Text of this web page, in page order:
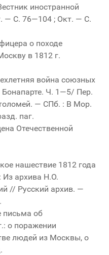
иностранной
— С. 76—104 ; Окт. — С.
о походе
в 1812 г.
война союзных
Ч. 1—5/ Пер.
— СПб. : В Мор.
паг.
Отечественной
нашествие 1812 года
Из архива Н.О.
// Русский архив. —
письма об
о поражении
людей из Москвы, о